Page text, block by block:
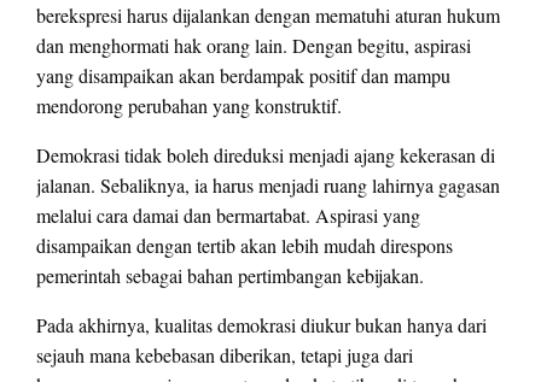
berekspresi harus dijalankan dengan mematuhi aturan hukum
dan menghormati hak orang lain. Dengan begitu, aspirasi
yang disampaikan akan berdampak positif dan mampu
mendorong perubahan yang konstruktif.
Demokrasi tidak boleh direduksi menjadi ajang kekerasan di
jalanan. Sebaliknya, ia harus menjadi ruang lahirnya gagasan
melalui cara damai dan bermartabat. Aspirasi yang
disampaikan dengan tertib akan lebih mudah direspons
pemerintah sebagai bahan pertimbangan kebijakan.
Pada akhirnya, kualitas demokrasi diukur bukan hanya dari
sejauh mana kebebasan diberikan, tetapi juga dari